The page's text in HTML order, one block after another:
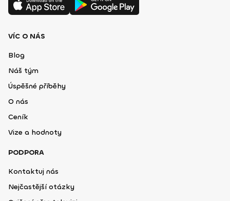
VÍC O NÁS
Blog
Náš tým
Úspěšné příběhy
O nás
Ceník
Vize a hodnoty
PODPORA
Kontaktuj nás
Nejčastější otázky